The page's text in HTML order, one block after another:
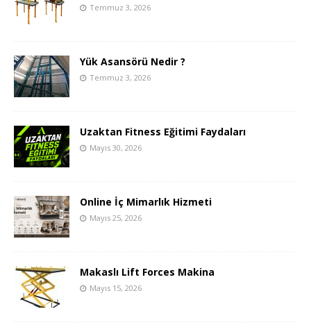
Temmuz 3, 2026
Yük Asansörü Nedir ?
Temmuz 3, 2026
Uzaktan Fitness Eğitimi Faydaları
Mayıs 30, 2026
Online İç Mimarlık Hizmeti
Mayıs 25, 2026
Makaslı Lift Forces Makina
Mayıs 15, 2026